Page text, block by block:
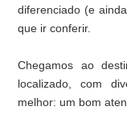
diferenciado (e
que ir conferir.
Chegamos ao
localizado, com
melhor: um bom